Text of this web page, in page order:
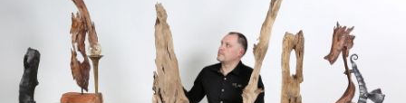
24 25 27 28 29
31